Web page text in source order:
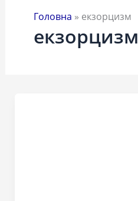
Головна » екзорцизм
екзорцизм